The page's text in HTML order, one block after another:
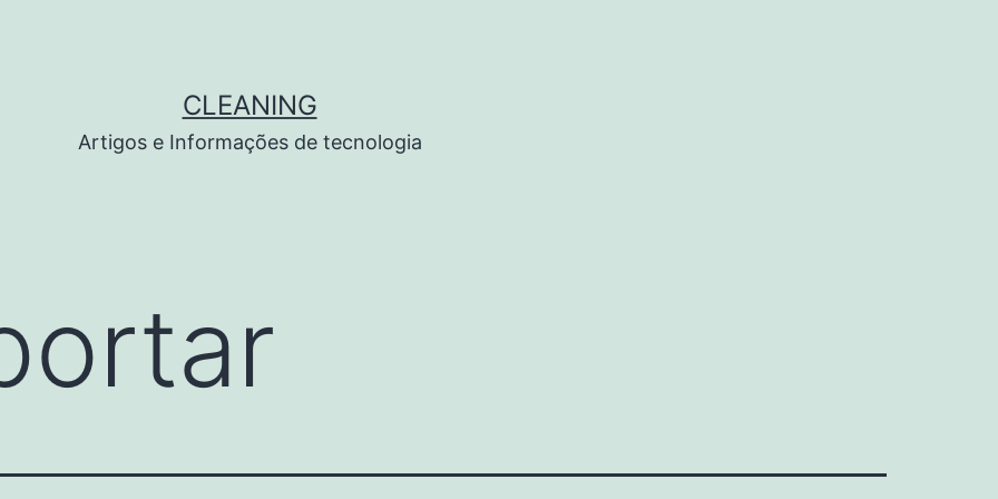
CLEANING
Artigos e Informações de tecnologia